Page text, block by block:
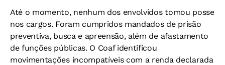
Até o momento, nenhum dos envolvidos tomou posse
nos cargos. Foram cumpridos mandados de prisão
preventiva, busca e apreensão, além de afastamento
de funções públicas. O Coaf identificou
movimentações incompatíveis com a renda declarada